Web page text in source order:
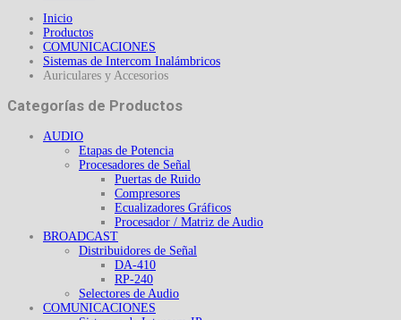
Inicio
Productos
COMUNICACIONES
Sistemas de Intercom Inalámbricos
Auriculares y Accesorios
Categorías de Productos
AUDIO
Etapas de Potencia
Procesadores de Señal
Puertas de Ruido
Compresores
Ecualizadores Gráficos
Procesador / Matriz de Audio
BROADCAST
Distribuidores de Señal
DA-410
RP-240
Selectores de Audio
COMUNICACIONES